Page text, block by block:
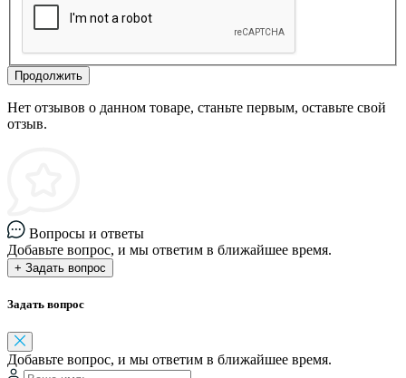
Продолжить
Нет отзывов о данном товаре, станьте первым, оставьте свой
отзыв.
Вопросы и ответы
Добавьте вопрос, и мы ответим в ближайшее время.
+ Задать вопрос
Задать вопрос
Добавьте вопрос, и мы ответим в ближайшее время.